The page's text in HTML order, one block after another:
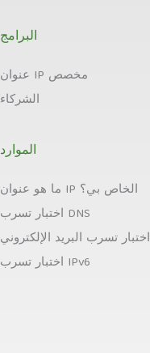
البرامج
عنوان IP مخصص
الشركاء
الموارد
ما هو عنوان IP الخاص بي؟
اختبار تسرب DNS
اختبار تسرب البريد الإلكتروني
اختبار تسرب IPv6